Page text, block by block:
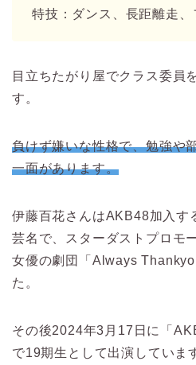
特技：ダンス、長距離走、
目立ちたがり屋でクラス委員
す。
負けず嫌いな性格で、勉強や
一面があります。
伊藤百花さんはAKB48加入す
芸名で、スターダストプロモ
女優の劇団「Always
た。
その後2024年3月17日に「
で19期生として出演していま